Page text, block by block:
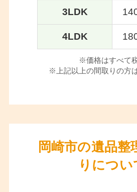
3LDK
4LDK
※価格はすべて
※上記以上の間取りの方
岡崎市の遺品整
りについ